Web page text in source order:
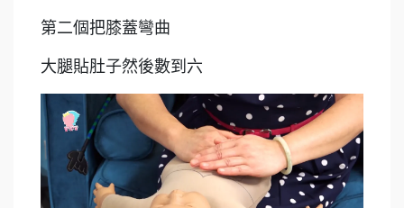
第二個把膝蓋彎曲
大腿貼肚子然後數到六